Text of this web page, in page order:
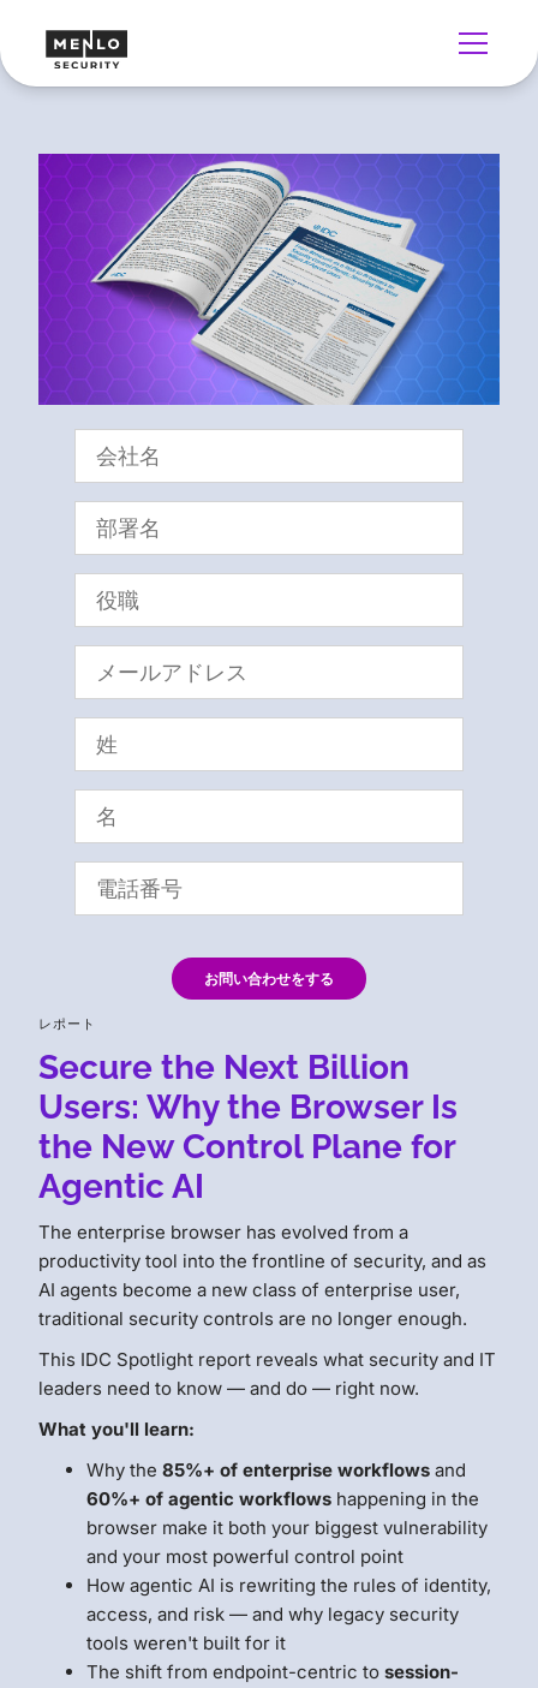
レポート
Secure the Next Billion
Users: Why the Browser Is
the New Control Plane for
Agentic AI
The enterprise browser has evolved from a
productivity tool into the frontline of security, and as
AI agents become a new class of enterprise user,
traditional security controls are no longer enough.
This IDC Spotlight report reveals what security and IT
leaders need to know — and do — right now.
What you'll learn:
Why the 85%+ of enterprise workflows and
60%+ of agentic workflows happening in the
browser make it both your biggest vulnerability
and your most powerful control point
How agentic AI is rewriting the rules of identity,
access, and risk — and why legacy security
tools weren't built for it
The shift from endpoint-centric to session-
お問い合わせをする